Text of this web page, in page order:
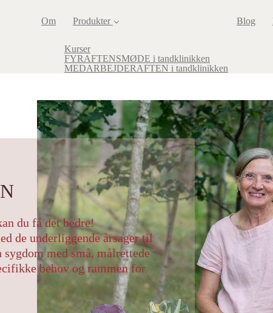
Om Produkter
Kurser
FYRAFTENSMØDE i tandklinikken
MEDARBEJDERAFTEN i tandklinikken
Blog
du få det bedre!
de underliggende årsager til
med små, målrettede
behov og rammen for